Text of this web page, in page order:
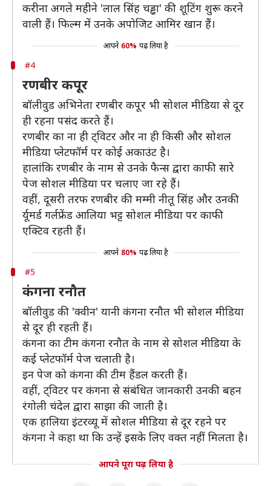
करीना अगले महीने 'लाल सिंह चड्ढा' की शूटिंग शुरू करने
वाली हैं। फिल्म में उनके अपोजिट आमिर खान हैं।
आपने 60% पढ़ लिया है
#4
रणबीर कपूर
बॉलीवुड अभिनेता रणबीर कपूर भी सोशल मीडिया से दूर
ही रहना पसंद करते हैं।
रणबीर का ना ही ट्विटर और ना ही किसी और सोशल
मीडिया प्लेटफॉर्म पर कोई अकाउंट है।
हालांकि रणबीर के नाम से उनके फैन्स द्वारा काफी सारे
पेज सोशल मीडिया पर चलाए जा रहे हैं।
वहीं, दूसरी तरफ रणबीर की मम्मी नीतू सिंह और उनकी
र्यूमर्ड गर्लफ्रेंड आलिया भट्ट सोशल मीडिया पर काफी
एक्टिव रहती हैं।
आपने 80% पढ़ लिया है
#5
कंगना रनौत
बॉलीवुड की 'क्वीन' यानी कंगना रनौत भी सोशल मीडिया
से दूर ही रहती हैं।
कंगना का टीम कंगना रनौत के नाम से सोशल मीडिया के
कई प्लेटफॉर्म पेज चलाती है।
इन पेज को कंगना की टीम हैंडल करती हैं।
वहीं, ट्विटर पर कंगना से संबंधित जानकारी उनकी बहन
रंगोली चंदेल द्वारा साझा की जाती है।
एक हालिया इंटरव्यू में सोशल मीडिया से दूर रहने पर
कंगना ने कहा था कि उन्हें इसके लिए वक्त नहीं मिलता है।
आपने पूरा पढ़ लिया है